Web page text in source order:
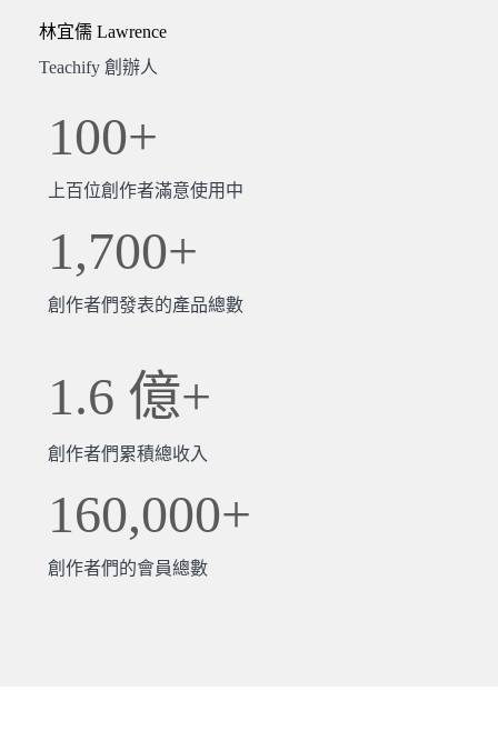
林宜儒 Lawrence
Teachify 創辦人
100+
上百位創作者滿意使用中
1,700+
創作者們發表的產品總數
1.6 億+
創作者們累積總收入
160,000+
創作者們的會員總數